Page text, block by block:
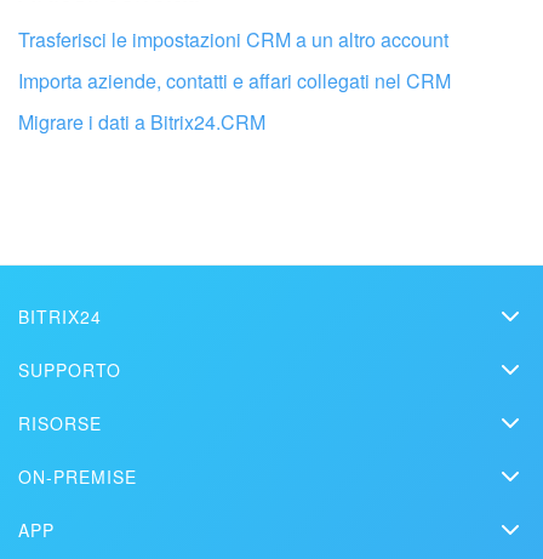
Non mi soddisfa come funziona questo strumento
Fai configurare il tuo Bitrix24 a un
Trasferisci le impostazioni CRM a un altro account
Importa aziende, contatti e affari collegati nel CRM
Migrare i dati a Bitrix24.CRM
BITRIX24
Media kit
Contatti
SUPPORTO
Tutorial
Contatta il supporto
RISORSE
Soluzioni
ON-PREMISE
APP